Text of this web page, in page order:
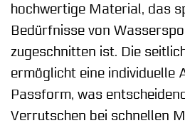
hochwertige Material, das
Bedürfnisse von
zugeschnitten ist. Die
ermöglicht eine individuelle
Passform, was
Verrutschen bei schnellen